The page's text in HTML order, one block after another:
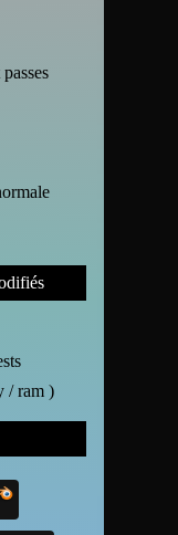
/ ram )